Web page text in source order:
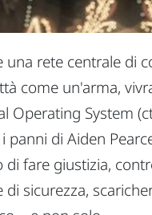
una rete centrale di
come un'arma,
Operating System
panni di Aiden
di fare giustizia,
di sicurezza,